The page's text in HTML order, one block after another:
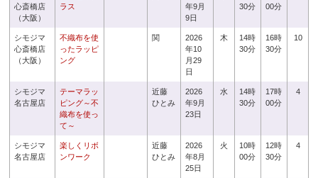
心斎橋店
（大阪）
ラス
年9月
9日
30分
00分
シモジマ
心斎橋店
（大阪）
不織布を使
ったラッピ
ング
関
2026
年10
月29
日
木
14時
30分
16時
30分
10
シモジマ
名古屋店
テーマラッ
ピング～不
織布を使っ
て～
近藤
ひとみ
2026
年9月
23日
水
14時
30分
17時
00分
4
シモジマ
名古屋店
楽しくリボ
ンワーク
近藤
ひとみ
2026
年8月
25日
火
10時
00分
12時
30分
4